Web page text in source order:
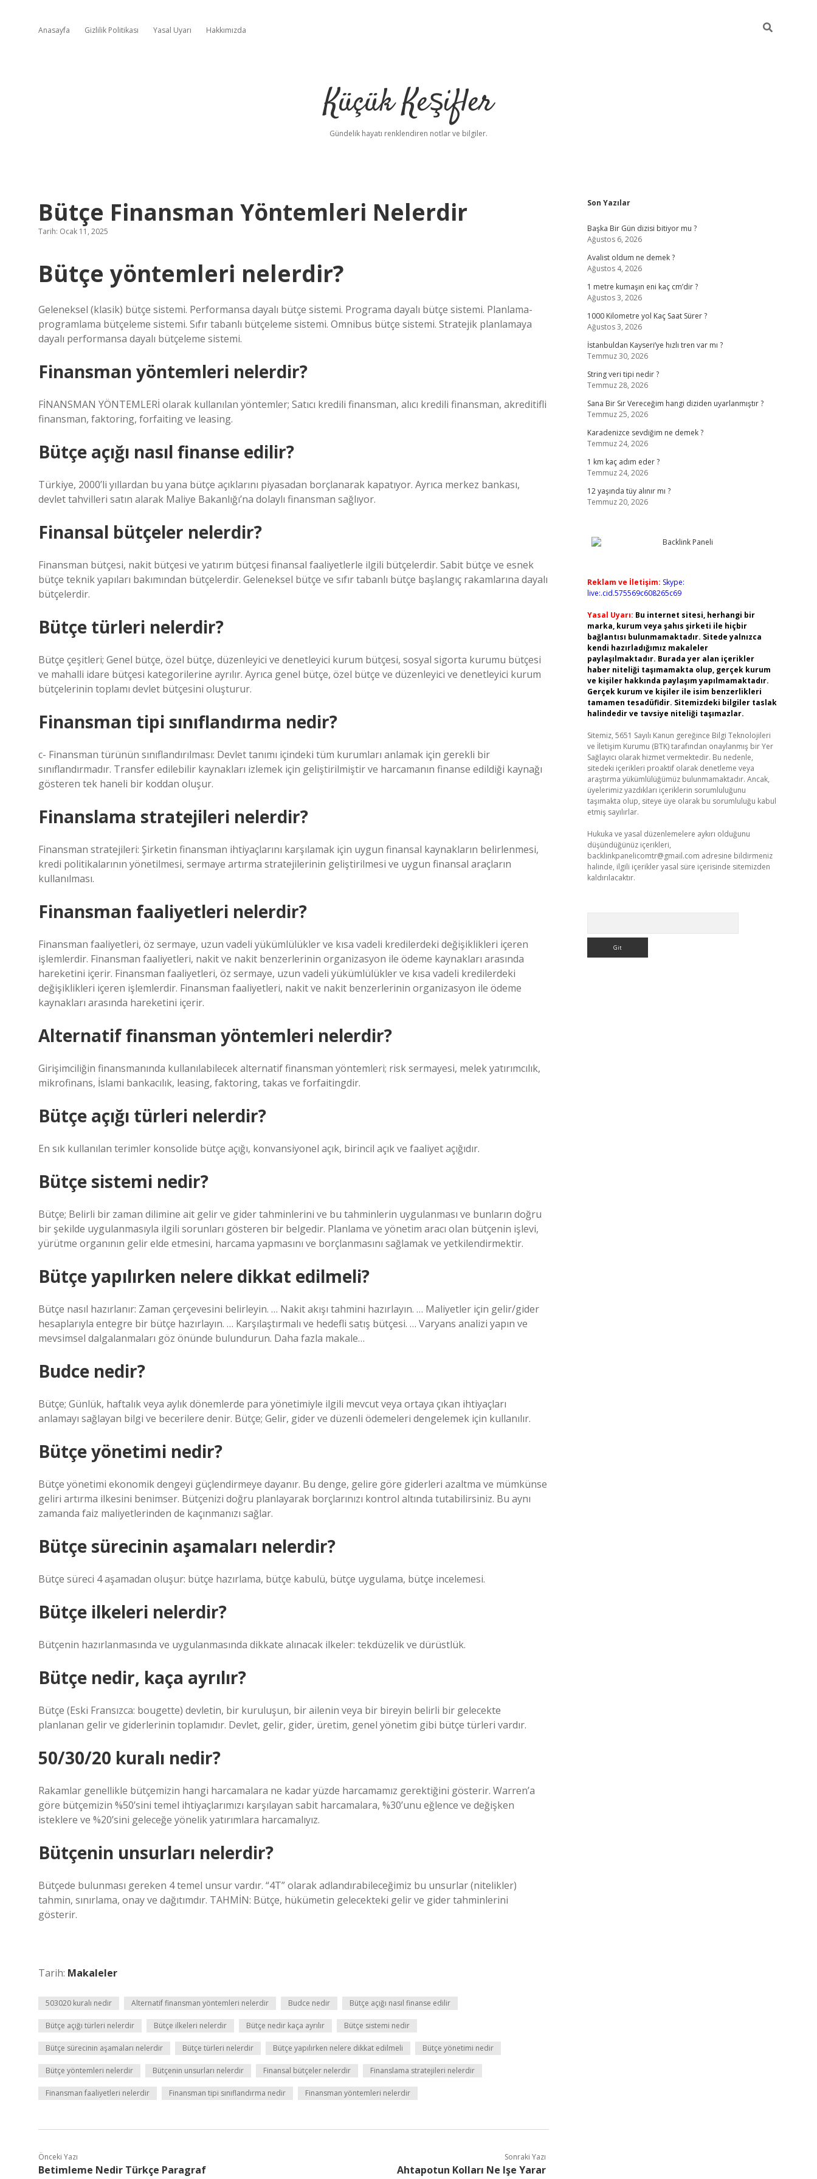
Anasayfa Gizlilik Politikası Yasal Uyarı Hakkımızda
Küçük Keşifler
Gündelik hayatı renklendiren notlar ve bilgiler.
Bütçe Finansman Yöntemleri Nelerdir
Tarih: Ocak 11, 2025
Bütçe yöntemleri nelerdir?
Geleneksel (klasik) bütçe sistemi. Performansa dayalı bütçe sistemi. Programa dayalı bütçe sistemi. Planlama-
programlama bütçeleme sistemi. Sıfır tabanlı bütçeleme sistemi. Omnibus bütçe sistemi. Stratejik planlamaya
dayalı performansa dayalı bütçeleme sistemi.
Finansman yöntemleri nelerdir?
FİNANSMAN YÖNTEMLERİ olarak kullanılan yöntemler; Satıcı kredili finansman, alıcı kredili finansman, akreditifli
finansman, faktoring, forfaiting ve leasing.
Bütçe açığı nasıl finanse edilir?
Türkiye, 2000’li yıllardan bu yana bütçe açıklarını piyasadan borçlanarak kapatıyor. Ayrıca merkez bankası,
devlet tahvilleri satın alarak Maliye Bakanlığı’na dolaylı finansman sağlıyor.
Finansal bütçeler nelerdir?
Finansman bütçesi, nakit bütçesi ve yatırım bütçesi finansal faaliyetlerle ilgili bütçelerdir. Sabit bütçe ve esnek
bütçe teknik yapıları bakımından bütçelerdir. Geleneksel bütçe ve sıfır tabanlı bütçe başlangıç ​​rakamlarına dayalı
bütçelerdir.
Bütçe türleri nelerdir?
Bütçe çeşitleri; Genel bütçe, özel bütçe, düzenleyici ve denetleyici kurum bütçesi, sosyal sigorta kurumu bütçesi
ve mahalli idare bütçesi kategorilerine ayrılır. Ayrıca genel bütçe, özel bütçe ve düzenleyici ve denetleyici kurum
bütçelerinin toplamı devlet bütçesini oluşturur.
Finansman tipi sınıflandırma nedir?
c- Finansman türünün sınıflandırılması: Devlet tanımı içindeki tüm kurumları anlamak için gerekli bir
sınıflandırmadır. Transfer edilebilir kaynakları izlemek için geliştirilmiştir ve harcamanın finanse edildiği kaynağı
gösteren tek haneli bir koddan oluşur.
Finanslama stratejileri nelerdir?
Finansman stratejileri: Şirketin finansman ihtiyaçlarını karşılamak için uygun finansal kaynakların belirlenmesi,
kredi politikalarının yönetilmesi, sermaye artırma stratejilerinin geliştirilmesi ve uygun finansal araçların
kullanılması.
Finansman faaliyetleri nelerdir?
Finansman faaliyetleri, öz sermaye, uzun vadeli yükümlülükler ve kısa vadeli kredilerdeki değişiklikleri içeren
işlemlerdir. Finansman faaliyetleri, nakit ve nakit benzerlerinin organizasyon ile ödeme kaynakları arasında
hareketini içerir. Finansman faaliyetleri, öz sermaye, uzun vadeli yükümlülükler ve kısa vadeli kredilerdeki
değişiklikleri içeren işlemlerdir. Finansman faaliyetleri, nakit ve nakit benzerlerinin organizasyon ile ödeme
kaynakları arasında hareketini içerir.
Alternatif finansman yöntemleri nelerdir?
Girişimciliğin finansmanında kullanılabilecek alternatif finansman yöntemleri; risk sermayesi, melek yatırımcılık,
mikrofinans, İslami bankacılık, leasing, faktoring, takas ve forfaitingdir.
Bütçe açığı türleri nelerdir?
En sık kullanılan terimler konsolide bütçe açığı, konvansiyonel açık, birincil açık ve faaliyet açığıdır.
Bütçe sistemi nedir?
Bütçe; Belirli bir zaman dilimine ait gelir ve gider tahminlerini ve bu tahminlerin uygulanması ve bunların doğru
bir şekilde uygulanmasıyla ilgili sorunları gösteren bir belgedir. Planlama ve yönetim aracı olan bütçenin işlevi,
yürütme organının gelir elde etmesini, harcama yapmasını ve borçlanmasını sağlamak ve yetkilendirmektir.
Bütçe yapılırken nelere dikkat edilmeli?
Bütçe nasıl hazırlanır: Zaman çerçevesini belirleyin. … Nakit akışı tahmini hazırlayın. … Maliyetler için gelir/gider
hesaplarıyla entegre bir bütçe hazırlayın. … Karşılaştırmalı ve hedefli satış bütçesi. … Varyans analizi yapın ve
mevsimsel dalgalanmaları göz önünde bulundurun. Daha fazla makale…
Budce nedir?
Bütçe; Günlük, haftalık veya aylık dönemlerde para yönetimiyle ilgili mevcut veya ortaya çıkan ihtiyaçları
anlamayı sağlayan bilgi ve becerilere denir. Bütçe; Gelir, gider ve düzenli ödemeleri dengelemek için kullanılır.
Bütçe yönetimi nedir?
Bütçe yönetimi ekonomik dengeyi güçlendirmeye dayanır. Bu denge, gelire göre giderleri azaltma ve mümkünse
geliri artırma ilkesini benimser. Bütçenizi doğru planlayarak borçlarınızı kontrol altında tutabilirsiniz. Bu aynı
zamanda faiz maliyetlerinden de kaçınmanızı sağlar.
Bütçe sürecinin aşamaları nelerdir?
Bütçe süreci 4 aşamadan oluşur: bütçe hazırlama, bütçe kabulü, bütçe uygulama, bütçe incelemesi.
Bütçe ilkeleri nelerdir?
Bütçenin hazırlanmasında ve uygulanmasında dikkate alınacak ilkeler: tekdüzelik ve dürüstlük.
Bütçe nedir, kaça ayrılır?
Bütçe (Eski Fransızca: bougette) devletin, bir kuruluşun, bir ailenin veya bir bireyin belirli bir gelecekte
planlanan gelir ve giderlerinin toplamıdır. Devlet, gelir, gider, üretim, genel yönetim gibi bütçe türleri vardır.
50/30/20 kuralı nedir?
Rakamlar genellikle bütçemizin hangi harcamalara ne kadar yüzde harcamamız gerektiğini gösterir. Warren’a
göre bütçemizin %50’sini temel ihtiyaçlarımızı karşılayan sabit harcamalara, %30’unu eğlence ve değişken
isteklere ve %20’sini geleceğe yönelik yatırımlara harcamalıyız.
Bütçenin unsurları nelerdir?
Bütçede bulunması gereken 4 temel unsur vardır. “4T” olarak adlandırabileceğimiz bu unsurlar (nitelikler)
tahmin, sınırlama, onay ve dağıtımdır. TAHMİN: Bütçe, hükümetin gelecekteki gelir ve gider tahminlerini
gösterir.
Tarih: Makaleler
503020 kuralı nedir Alternatif finansman yöntemleri nelerdir Budce nedir Bütçe açığı nasıl finanse edilir
Bütçe açığı türleri nelerdir Bütçe ilkeleri nelerdir Bütçe nedir kaça ayrılır Bütçe sistemi nedir
Bütçe sürecinin aşamaları nelerdir Bütçe türleri nelerdir Bütçe yapılırken nelere dikkat edilmeli Bütçe yönetimi nedir
Bütçe yöntemleri nelerdir Bütçenin unsurları nelerdir Finansal bütçeler nelerdir Finanslama stratejileri nelerdir
Finansman faaliyetleri nelerdir Finansman tipi sınıflandırma nedir Finansman yöntemleri nelerdir
Önceki Yazı
Betimleme Nedir Türkçe Paragraf
Sonraki Yazı
Ahtapotun Kolları Ne Işe Yarar
Sidebar
Son Yazılar
Başka Bir Gün dizisi bitiyor mu ?
Ağustos 6, 2026
Avalist oldum ne demek ?
Ağustos 4, 2026
1 metre kumaşın eni kaç cm’dir ?
Ağustos 3, 2026
1000 Kilometre yol Kaç Saat Sürer ?
Ağustos 3, 2026
İstanbuldan Kayseri’ye hızlı tren var mı ?
Temmuz 30, 2026
String veri tipi nedir ?
Temmuz 28, 2026
Sana Bir Sır Vereceğim hangi diziden uyarlanmıştır ?
Temmuz 25, 2026
Karadenizce sevdiğim ne demek ?
Temmuz 24, 2026
1 km kaç adım eder ?
Temmuz 24, 2026
12 yaşında tüy alınır mı ?
Temmuz 20, 2026
Reklam ve İletişim: Skype:
live:.cid.575569c608265c69
Yasal Uyarı: Bu internet sitesi, herhangi bir
marka, kurum veya şahıs şirketi ile hiçbir
bağlantısı bulunmamaktadır. Sitede yalnızca
kendi hazırladığımız makaleler
paylaşılmaktadır. Burada yer alan içerikler
haber niteliği taşımamakta olup, gerçek kurum
ve kişiler hakkında paylaşım yapılmamaktadır.
Gerçek kurum ve kişiler ile isim benzerlikleri
tamamen tesadüfidir. Sitemizdeki bilgiler taslak
halindedir ve tavsiye niteliği taşımazlar.
Sitemiz, 5651 Sayılı Kanun gereğince Bilgi Teknolojileri
ve İletişim Kurumu (BTK) tarafından onaylanmış bir Yer
Sağlayıcı olarak hizmet vermektedir. Bu nedenle,
sitedeki içerikleri proaktif olarak denetleme veya
araştırma yükümlülüğümüz bulunmamaktadır. Ancak,
üyelerimiz yazdıkları içeriklerin sorumluluğunu
taşımakta olup, siteye üye olarak bu sorumluluğu kabul
etmiş sayılırlar.
Hukuka ve yasal düzenlemelere aykırı olduğunu
düşündüğünüz içerikleri,
backlinkpanelicomtr@gmail.com adresine bildirmeniz
halinde, ilgili içerikler yasal süre içerisinde sitemizden
kaldırılacaktır.